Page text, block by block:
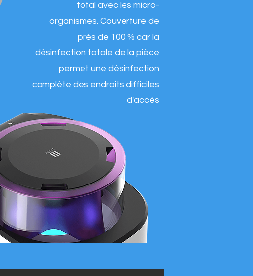
total avec les micro-
organismes. Couverture de
près de 100 % car la
désinfection totale de la pièce
permet une désinfection
complète des endroits difficiles
d'accès